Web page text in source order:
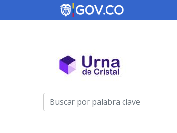
Menú de cuenta de usuario